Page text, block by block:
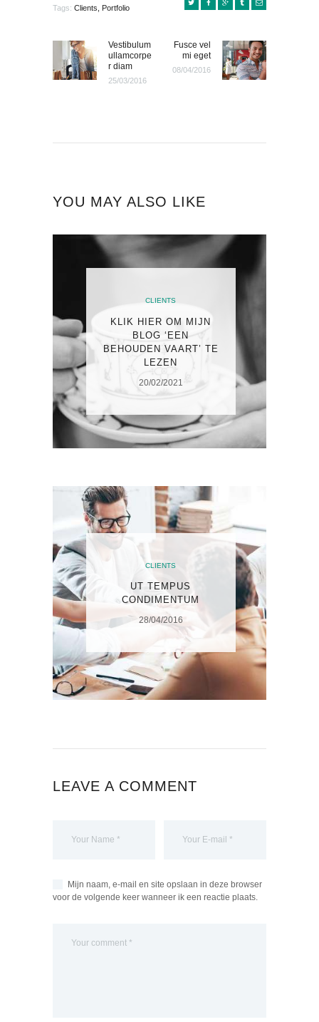
Tags: Clients Portfolio
BERICHT
NAVIGATIE
Previous
post:
Vestibulum
ullamcorpe
r diam
25/03/2016
Next
post:
Fusce vel
mi eget
08/04/2016
YOU MAY ALSO LIKE
CLIENTS
KLIK HIER OM MIJN
BLOG ‘EEN
BEHOUDEN VAART’ TE
LEZEN
20/02/2021
CLIENTS
UT TEMPUS
CONDIMENTUM
28/04/2016
LEAVE A COMMENT
Mijn naam, e-mail en site opslaan in deze browser
voor de volgende keer wanneer ik een reactie plaats.